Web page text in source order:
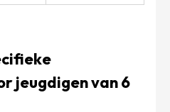
jeugdigen van 6